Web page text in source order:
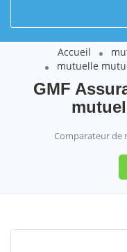
Accueil
mutuelle
GMF
Comparateur de